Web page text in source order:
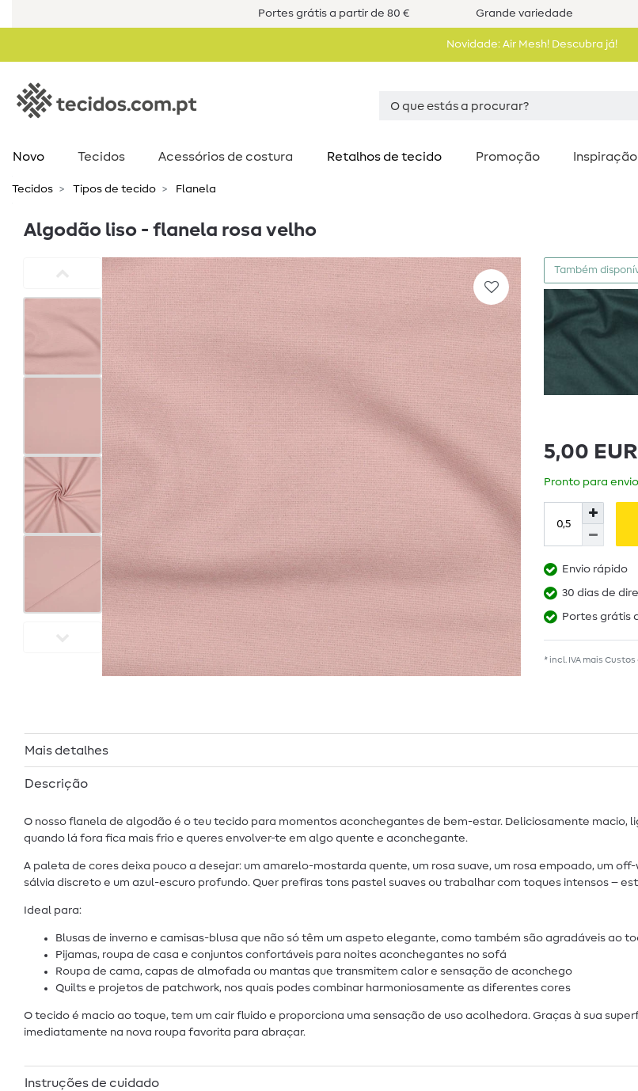
Portes grátis a partir de 80 € Grande variedade
Novidade: Air Mesh! Descubra já!
Novo Tecidos Acessórios de costura​ Retalhos de tecido Promoção Inspiração
Tecidos Tipos de tecido Flanela
Algodão liso - flanela rosa velho
Também
5,00 EUR
Pronto para
Envio rápido
30 dias de
Portes grátis
* incl. IVA mais Custos
Mais detalhes
Descrição
O nosso flanela de algodão é o teu tecido para momentos aconchegantes de bem-estar. Deliciosamente
quando lá fora fica mais frio e queres envolver-te em algo quente e aconchegante.
A paleta de cores deixa pouco a desejar: um amarelo-mostarda quente, um rosa suave, um rosa empoado, um
sálvia discreto e um azul-escuro profundo. Quer prefiras tons pastel suaves ou trabalhar com toques intensos –
Ideal para:
Blusas de inverno e camisas-blusa que não só têm um aspeto elegante, como também são agradáveis ao
Pijamas, roupa de casa e conjuntos confortáveis para noites aconchegantes no sofá
Roupa de cama, capas de almofada ou mantas que transmitem calor e sensação de aconchego
Quilts e projetos de patchwork, nos quais podes combinar harmoniosamente as diferentes cores
O tecido é macio ao toque, tem um cair fluido e proporciona uma sensação de uso acolhedora. Graças à sua
imediatamente na nova roupa favorita para abraçar.
Instruções de cuidado